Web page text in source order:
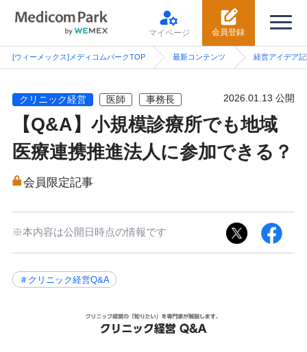
会員登録
マイページ
[ウィーメックス]メディコムパークTOP 最新コンテンツ 経営アイデア
クリニック経営 医師 事務長 2026.01.13 公開
【Q&A】小規模診療所でも地域
医療連携推進法人に参加できる？
会員限定記事
※本内容は公開日時点の情報です
＃クリニック経営Q&A